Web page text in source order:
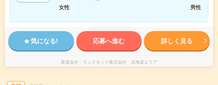
女性
男性
気になる! 応募へ進む 詳しく見る
派遣会社 ランスタッド株式会社 北海道エリア